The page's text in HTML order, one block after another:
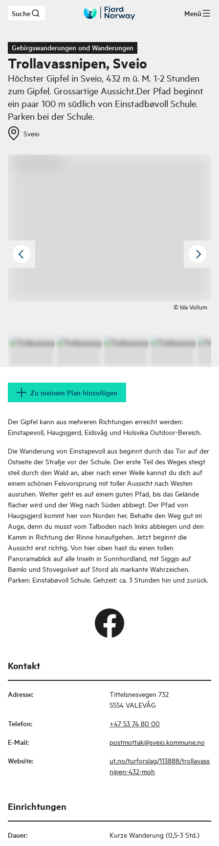
Zum Hauptinhalt
Suche Menü
Gebirgswanderungen und Wanderungen
Trollavassnipen, Sveio
Höchster Gipfel in Sveio, 432 m ü. M. 1-2 Stunden
zum Gipfel. Grossartige Aussicht.Der Pfad beginnt
ein paar 100 m südlich von Einstadbøvoll Schule.
Parken bei der Schule.
Sveio
© Ida Vollum
Zu meinem Plan hinzufügen
Der Gipfel kann aus mehreren Richtungen erreicht werden:
Einstapevoll, Haugsgjerd, Eidsvåg und Holsvika Outdoor-Bereich.
Die Wanderung von Einstapevoll aus beginnt durch das Tor auf der
Ostseite der Straße vor der Schule. Der erste Teil des Weges steigt
steil durch den Wald an, aber nach einer Weile kannst du dich auf
einem schönen Felsvorsprung mit toller Aussicht nach Westen
ausruhen. Weiter geht es auf einem guten Pfad, bis das Gelände
flacher wird und der Weg nach Süden abbiegt. Der Pfad von
Haugsgjerd kommt hier von Norden her. Behalte den Weg gut im
Auge, denn du musst vom Talboden nach links abbiegen und den
Kamm in Richtung der Rinne hinaufgehen. Jetzt beginnt die
Aussicht erst richtig. Von hier oben hast du einen tollen
Panoramablick auf alle Inseln in Sunnhordland, mit Siggjo auf
Bømlo und Stovegolvet auf Stord als markante Wahrzeichen.
Parken: Einstabøvoll Schule. Gehzeit: ca. 3 Stunden hin und zurück.
Kontakt
Adresse:
Tittelsnesvegen 732
5554 VALEVÅG
Telefon: +47 53 74 80 00
E-Mail: postmottak@sveio.kommune.no
Website:
ut.no/turforslag/113888/trollavass
nipen-432-moh
Einrichtungen
Dauer: Kurze Wanderung (0,5-3 Std.)